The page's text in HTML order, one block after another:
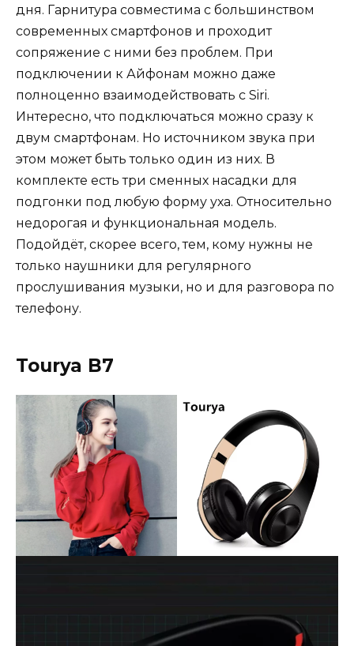
дня. Гарнитура совместима с большинством
современных смартфонов и проходит
сопряжение с ними без проблем. При
подключении к Айфонам можно даже
полноценно взаимодействовать с Siri.
Интересно, что подключаться можно сразу к
двум смартфонам. Но источником звука при
этом может быть только один из них. В
комплекте есть три сменных насадки для
подгонки под любую форму уха. Относительно
недорогая и функциональная модель.
Подойдёт, скорее всего, тем, кому нужны не
только наушники для регулярного
прослушивания музыки, но и для разговора по
телефону.
Tourya B7